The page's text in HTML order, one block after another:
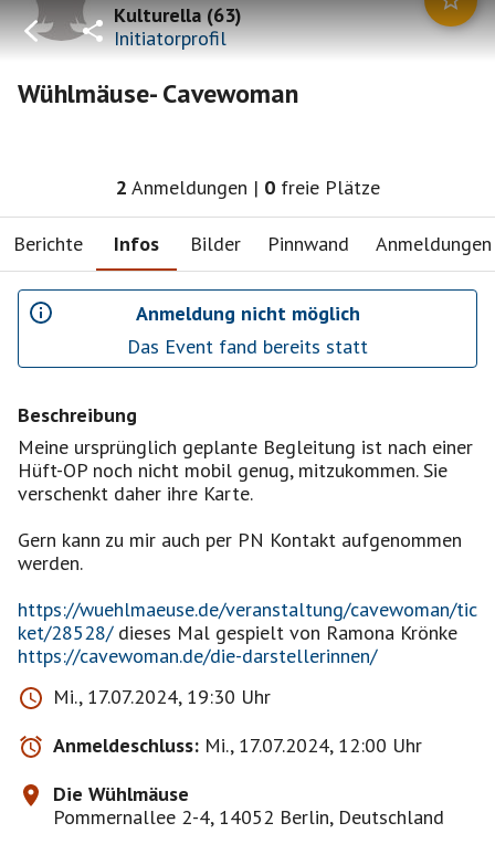
Kulturella(63)
Initiatorprofil
Wühlmäuse- Cavewoman
2 Anmeldungen | 0 freie Plätze
Berichte Infos Bilder Pinnwand Anmeldungen
Anmeldung nicht möglich
Das Event fand bereits statt
Beschreibung
Meine ursprünglich geplante Begleitung ist nach einer
Hüft-OP noch nicht mobil genug, mitzukommen. Sie
verschenkt daher ihre Karte.
Gern kann zu mir auch per PN Kontakt aufgenommen
werden.
https://wuehlmaeuse.de/veranstaltung/cavewoman/tic
ket/28528/dieses Mal gespielt von Ramona Krönke
https://cavewoman.de/die-darstellerinnen/
Mi., 17.07.2024, 19:30 Uhr
Anmeldeschluss: Mi., 17.07.2024, 12:00 Uhr
Die Wühlmäuse
Pommernallee 2-4, 14052 Berlin, Deutschland